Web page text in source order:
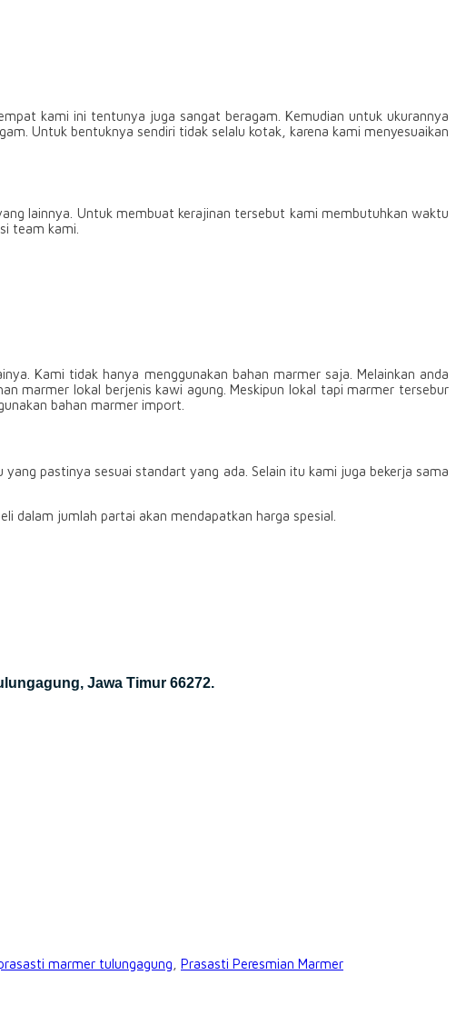
kami ini tentunya juga sangat beragam. Kemudian untuk ukurannya
Untuk bentuknya sendiri tidak selalu kotak, karena kami menyesuaikan
lainnya. Untuk membuat kerajinan tersebut kami membutuhkan waktu
team kami.
Kami tidak hanya menggunakan bahan marmer saja. Melainkan anda
marmer lokal berjenis kawi agung. Meskipun lokal tapi marmer tersebur
bahan marmer import.
pastinya sesuai standart yang ada. Selain itu kami juga bekerja sama
dalam jumlah partai akan mendapatkan harga spesial.
Jawa Timur 66272.
marmer tulungagung Prasasti Peresmian Marmer